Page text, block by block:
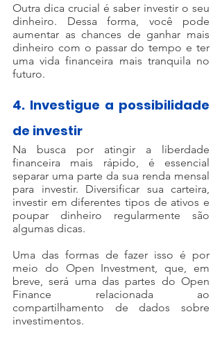
Outra dica crucial é saber investir o seu
dinheiro. Dessa forma, você pode
aumentar as chances de ganhar mais
dinheiro com o passar do tempo e ter
uma vida financeira mais tranquila no
futuro.
4. Investigue a possibilidade
de investir
Na busca por atingir a liberdade
financeira mais rápido, é essencial
separar uma parte da sua renda mensal
para investir. Diversificar sua carteira,
investir em diferentes tipos de ativos e
poupar dinheiro regularmente são
algumas dicas.
Uma das formas de fazer isso é por
meio do Open Investment, que, em
breve, será uma das partes do Open
Finance relacionada ao
compartilhamento de dados sobre
investimentos.